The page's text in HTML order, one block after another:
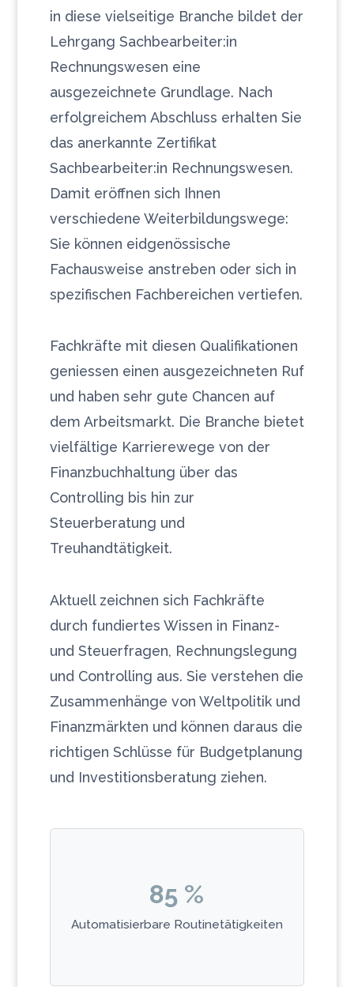
in diese vielseitige Branche bildet der
Lehrgang Sachbearbeiter:in
Rechnungswesen eine
ausgezeichnete Grundlage. Nach
erfolgreichem Abschluss erhalten Sie
das anerkannte Zertifikat
Sachbearbeiter:in Rechnungswesen.
Damit eröffnen sich Ihnen
verschiedene Weiterbildungswege:
Sie können eidgenössische
Fachausweise anstreben oder sich in
spezifischen Fachbereichen vertiefen.
Fachkräfte mit diesen Qualifikationen
geniessen einen ausgezeichneten Ruf
und haben sehr gute Chancen auf
dem Arbeitsmarkt. Die Branche bietet
vielfältige Karrierewege von der
Finanzbuchhaltung über das
Controlling bis hin zur
Steuerberatung und
Treuhandtätigkeit.
Aktuell zeichnen sich Fachkräfte
durch fundiertes Wissen in Finanz-
und Steuerfragen, Rechnungslegung
und Controlling aus. Sie verstehen die
Zusammenhänge von Weltpolitik und
Finanzmärkten und können daraus die
richtigen Schlüsse für Budgetplanung
und Investitionsberatung ziehen.
85 %
Automatisierbare Routinetätigkeiten
wie Datenerfassung und
Belegverarbeitung werden in
Zukunft von Systemen